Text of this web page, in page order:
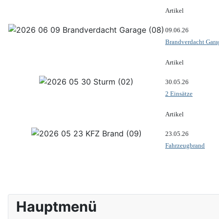
Hauptmenü
Artikel
09.06.26
Brandverdacht
Artikel
30.05.26
2 Einsätze
Artikel
23.05.26
Fahrzeugbrand